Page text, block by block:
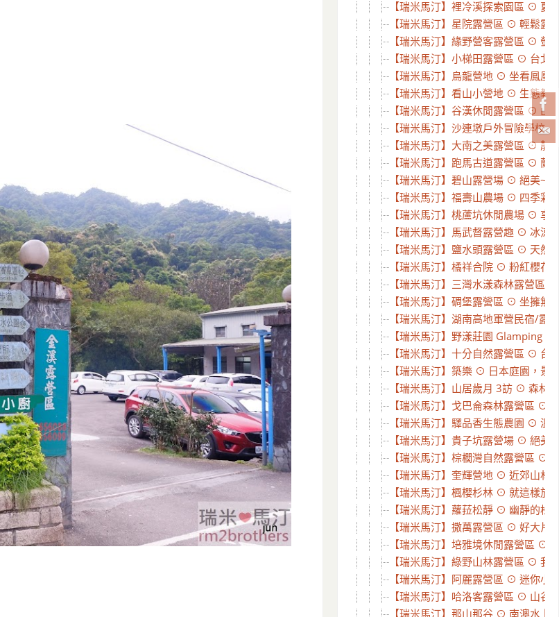
【瑞米馬汀】裡冷溪探索園區 ⊙
【瑞米馬汀】星院露營區 ⊙ 輕鬆
【瑞米馬汀】緣野營客露營區 ⊙ 螢
【瑞米馬汀】小梯田露營區 ⊙ 台北
【瑞米馬汀】烏龍營地 ⊙ 坐看鳳凰
【瑞米馬汀】看山小營地 ⊙ 生態教
【瑞米馬汀】谷漢休閒露營區 ⊙ 山
【瑞米馬汀】沙連墩戶外冒險學校
【瑞米馬汀】大南之美露營區 ⊙ 靜
【瑞米馬汀】跑馬古道露營區 ⊙ 蘭
【瑞米馬汀】碧山露營場 ⊙ 絕美~
【瑞米馬汀】福壽山農場 ⊙ 四季彩
【瑞米馬汀】桃蘆坑休閒農場 ⊙ 享
【瑞米馬汀】馬武督露營趣 ⊙ 冰涼
【瑞米馬汀】鹽水頭露營區 ⊙ 天然
【瑞米馬汀】橘祥合院 ⊙ 粉紅櫻花
【瑞米馬汀】三灣水漾森林露營區
【瑞米馬汀】碉堡露營區 ⊙ 坐擁無
【瑞米馬汀】湖南高地軍營民宿/露
【瑞米馬汀】野漾莊園 Glamping
【瑞米馬汀】十分自然露營區 ⊙ 台
【瑞米馬汀】築樂 ⊙ 日本庭園，景
【瑞米馬汀】山居歲月 3訪 ⊙ 森林
【瑞米馬汀】戈巴侖森林露營區 ⊙
【瑞米馬汀】驛品香生態農園 ⊙ 溫
【瑞米馬汀】貴子坑露營場 ⊙ 絕美
【瑞米馬汀】棕櫚灣自然露營區 ⊙
【瑞米馬汀】奎輝營地 ⊙ 近郊山林
【瑞米馬汀】楓櫻杉林 ⊙ 就這樣放
【瑞米馬汀】蘿菈松靜 ⊙ 幽靜的松
【瑞米馬汀】撒萬露營區 ⊙ 好大片
【瑞米馬汀】培雅境休閒露營區 ⊙
【瑞米馬汀】綠野山林露營區 ⊙ 我
【瑞米馬汀】阿麗露營區 ⊙ 迷你小
【瑞米馬汀】哈洛客露營區 ⊙ 山谷
【瑞米馬汀】那山那谷 ⊙ 南澳水上